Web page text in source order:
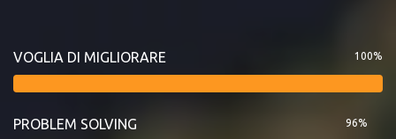
VOGLIA DI MIGLIORARE 100%
PROBLEM SOLVING 96%